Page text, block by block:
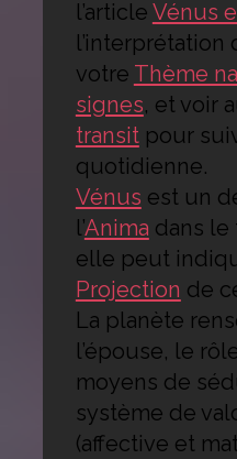
l’article Vénus
l’interprétation
votre Thème
signes, et voir
transitpour
quotidienne.
Vénus est un
l’Anima dans le
elle peut
Projection de
La planète
l’épouse, le
moyens de
système de
(affective et